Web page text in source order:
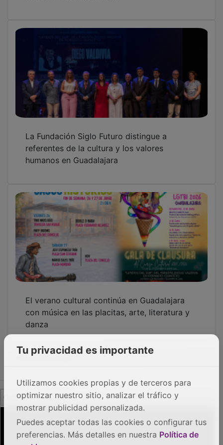
El verano cultural continúa en Guadalajara
con música en las placitas, arte, literatura y
danza
PUBLICIDAD
Tu privacidad es importante
Utilizamos cookies propias y de terceros para
optimizar nuestro sitio, analizar el tráfico y
mostrar publicidad personalizada.
Puedes aceptar todas las cookies o configurar tus
preferencias. Más detalles en nuestra Política de